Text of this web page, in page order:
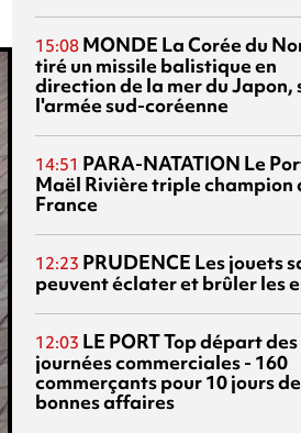
15:08 MONDE La Corée du
tiré un missile balistique en
direction de la mer du Japon,
l'armée sud-coréenne
14:51 PARA-NATATION Le
Maël Rivière triple champion
France
12:23 PRUDENCE Les jouets
peuvent éclater et brûler les
12:03 LE PORTTop départ des
journées commerciales - 160
commerçants pour 10 jours de
bonnes affaires